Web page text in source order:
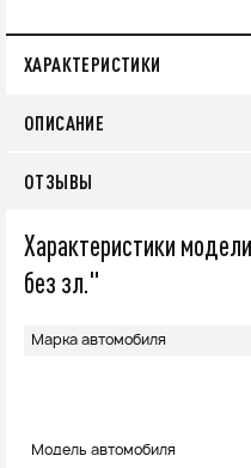
ХАРАКТЕРИСТИКИ
ОПИСАНИЕ
ОТЗЫВЫ
Характеристики
без зл."
Марка автомобиля
Модель автомобиля